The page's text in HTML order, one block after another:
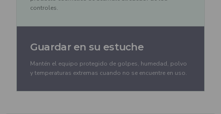
controles.
Guardar en su estuche
Mantén el equipo protegido de golpes, humedad, polvo
y temperaturas extremas cuando no se encuentre en uso.